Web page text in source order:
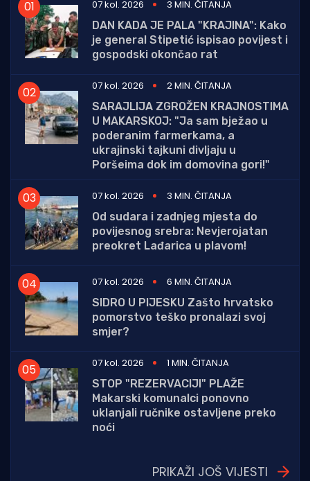
07 kol. 2026
3 MIN. ČITANJA
DAN KADA JE PALA "KRAJINA": Kako
je general Stipetić ispisao povijest i
gospodski okončao rat
07 kol. 2026
2 MIN. ČITANJA
SARAJLIJA ZGROŽEN KRAJNOSTIMA
U MAKARSKOJ: "Ja sam bježao u
poderanim farmerkama, a
ukrajinski tajkuni divljaju u
Poršeima dok im domovina gori!"
07 kol. 2026
3 MIN. ČITANJA
Od sudara i zadnjeg mjesta do
povijesnog srebra: Nevjerojatan
preokret Lađarica u plavom!
07 kol. 2026
6 MIN. ČITANJA
SIDRO U PIJESKU Zašto hrvatsko
pomorstvo teško pronalazi svoj
smjer?
07 kol. 2026
1 MIN. ČITANJA
STOP "REZERVACIJI" PLAŽE
Makarski komunalci ponovno
uklanjali ručnike ostavljene preko
noći
PRIKAŽI JOŠ VIJESTI